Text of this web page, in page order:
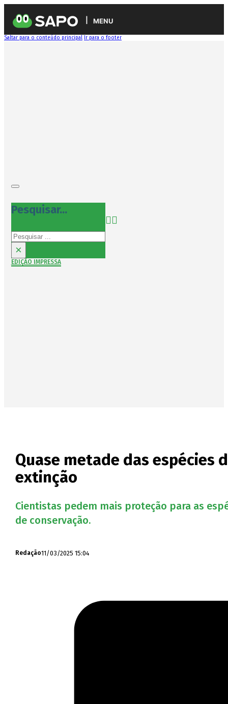
MENU
Saltar para o conteúdo principal Ir para o footer
Pesquisar...
Pesquisar
×
EDIÇÃO IMPRESSA
Quase metade das espécies
extinção
Cientistas pedem mais proteção para as
de conservação.
Redação11/03/2025 15:04